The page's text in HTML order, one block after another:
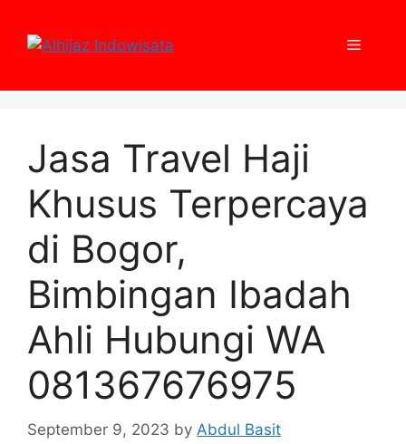
content
Menu
Jasa Travel Haji
Khusus Terpercaya
di Bogor,
Bimbingan Ibadah
Ahli Hubungi WA
081367676975
September 9, 2023 by Abdul Basit